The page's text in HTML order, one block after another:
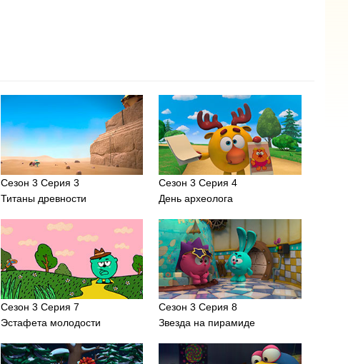
Сезон 3 Серия 3
Титаны древности
Сезон 3 Серия 4
День археолога
Сезон 3 Серия 7
Эстафета молодости
Сезон 3 Серия 8
Звезда на пирамиде